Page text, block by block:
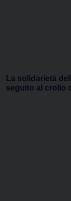
La solidarietà
seguito al crollo